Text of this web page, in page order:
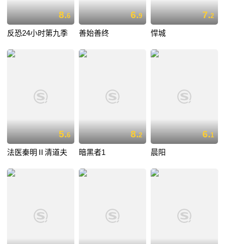
8.6
反恐24小时第九季
6.9
善始善终
7.2
悍城
5.6
法医秦明Ⅱ清道夫
8.2
暗黑者1
6.1
晨阳